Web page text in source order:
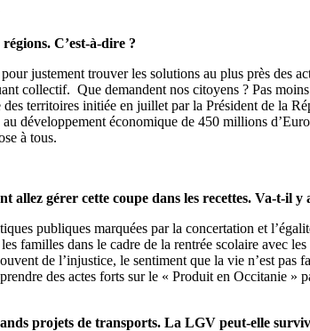
C’est-à-dire ?
justement trouver les solutions au plus près des
collectif. Que demandent nos citoyens ? Pas
territoires initiée en juillet par la Président de la
développement économique de 450 millions
à tous.
allez gérer cette coupe dans les recettes. Va-t-il
publiques marquées par la concertation et
familles dans le cadre de la rentrée scolaire avec
de l’injustice, le sentiment que la vie n’est
des actes forts sur le « Produit en Occitanie »
projets de transports. La LGV peut-elle